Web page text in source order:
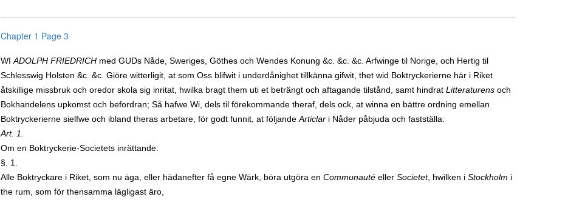
Chapter 1 Page 3
WI ADOLPH FRIEDRICHmed GUDs Nåde, Sweriges, Göthes och Wendes Konung &c. &c. &c. Arfwinge til Norige, och Hertig til
Schlesswig Holsten &c. &c. Giöre witterligit, at som Oss blifwit i underdånighet tillkänna gifwit, thet wid Boktryckerierne här i Riket
åtskillige missbruk och oredor skola sig inritat, hwilka bragt them uti et beträngt och aftagande tilstånd, samt hindrat Litteraturensoch
Bokhandelens upkomst och befordran; Så hafwe Wi, dels til förekommande theraf, dels ock, at winna en bättre ordning emellan
Boktryckerierne sielfwe och ibland theras arbetare, för godt funnit, at följande Articlari Nåder påbjuda och fastställa:
Art. 1.
Om en Boktryckerie-Societets inrättande.
§. 1.
Alle Boktryckare i Riket, som nu äga, eller hädanefter få egne Wärk, böra utgöra en Communautéeller Societet, hwilken i Stockholm i
the rum, som för thensamma lägligast äro,